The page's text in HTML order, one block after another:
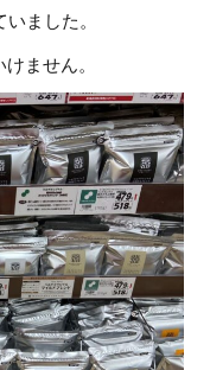
ました。
ません。